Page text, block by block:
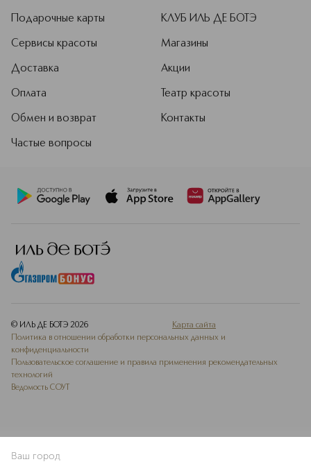
В КОРЗИНУ
Подарочные карты
Сервисы красоты
Доставка
Оплата
Обмен и возврат
Частые вопросы
КЛУБ ИЛЬ ДЕ БОТЭ
Магазины
Акции
Театр красоты
Контакты
© ИЛЬ ДЕ БОТЭ 2026
Карта сайта
Политика в отношении обработки персональных данных и
конфиденциальности
Пользовательское соглашение и правила применения рекомендательных
технологий
Ведомость СОУТ
Ваш город